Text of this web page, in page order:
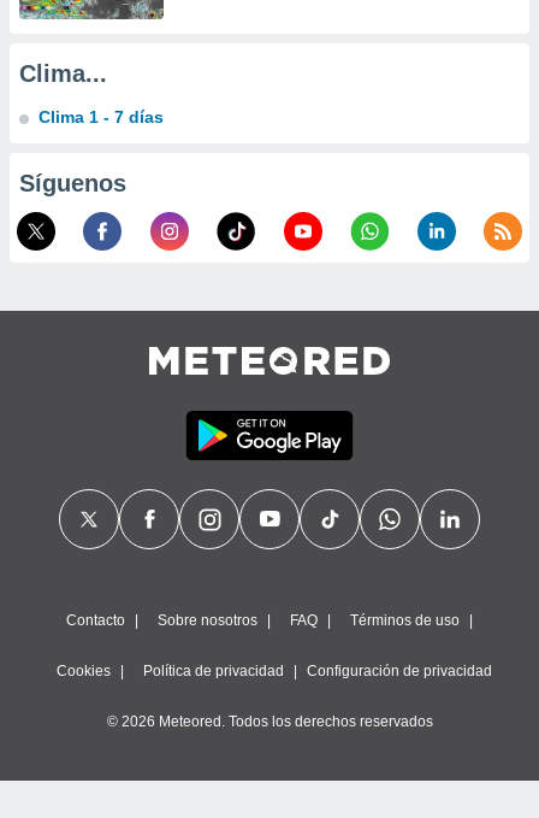
Clima...
Clima 1 - 7 días
Síguenos
Contacto Sobre nosotros FAQ Términos de uso
Cookies Política de privacidad Configuración de privacidad
© 2026 Meteored. Todos los derechos reservados